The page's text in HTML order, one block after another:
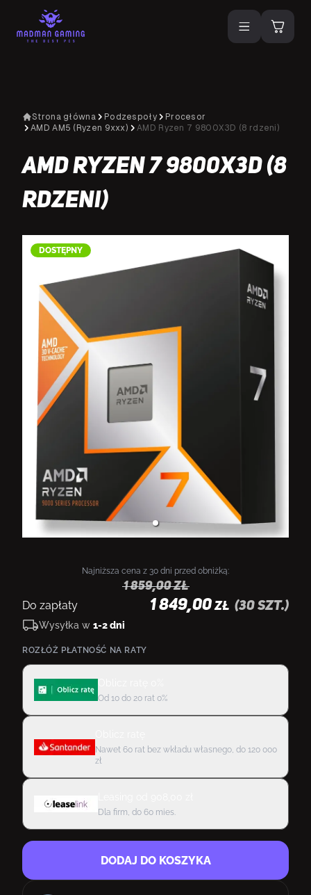
Strona główna Podzespoły
Procesor
AMD AM5 (Ryzen 9xxx)
AMD Ryzen 7 9800X3D (8 rdzeni)
AMD Ryzen 7 9800X3D (8
rdzeni)
DOSTĘPNY
Najniższa cena z 30 dni przed obniżką:
1 859,00zł
Do zapłaty 1 849,00 ZŁ (30 szt.)
Wysyłka w 1-2 dni
ROZŁÓŻ PŁATNOŚĆ NA RATY
Od 10 do 20 rat 0%
Nawet 60 rat bez wkładu własnego, do 120 000
zł
Dla firm, do 60 mies.
DODAJ DO KOSZYKA